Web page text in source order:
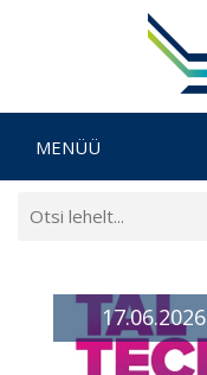
MENÜÜ
17.06.2026